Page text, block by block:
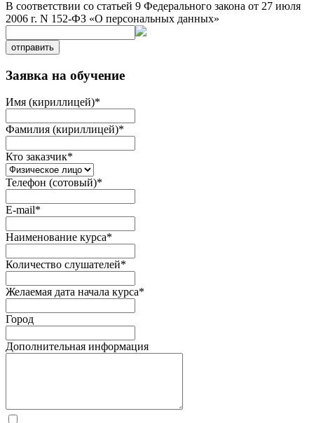
В соответствии со статьей 9 Федерального закона от 27 июля
2006 г. N 152-ФЗ «О персональных данных»
отправить
Заявка на обучение
Имя (кириллицей)*
Фамилия (кириллицей)*
Кто заказчик*
Телефон (сотовый)*
E-mail*
Наименование курса*
Количество слушателей*
Желаемая дата начала курса*
Город
Дополнительная информация